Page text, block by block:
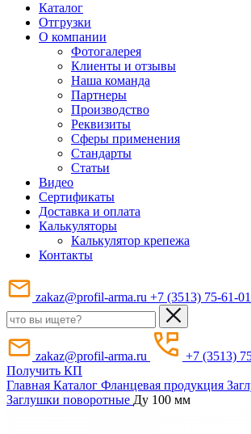
Каталог
Отгрузки
О компании
Фотогалерея
Клиенты и отзывы
Наша команда
Партнеры
Производство
Реквизиты
Сферы применения
Стандарты
Статьи
Видео
Сертификаты
Доставка и оплата
Калькуляторы
Калькулятор крепежа
Контакты
zakaz@profil-arma.ru +7 (3513) 75-61-01
zakaz@profil-arma.ru
+7 (3513)
Получить КП
Главная Каталог Фланцевая продукция
Заглушки поворотные Ду 100 мм